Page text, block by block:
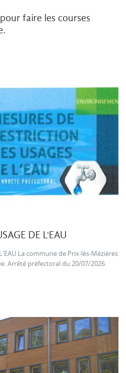
faire les courses
DE L'EAU
L'EAU La commune de Prix-lès-Mézières
Arrêté préfectoral du 20/07/2026.